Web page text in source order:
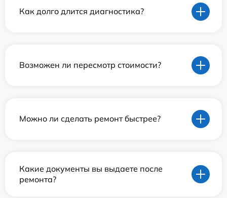
Как долго длится диагностика?
Возможен ли пересмотр стоимости?
Можно ли сделать ремонт быстрее?
Какие документы вы выдаете после
ремонта?